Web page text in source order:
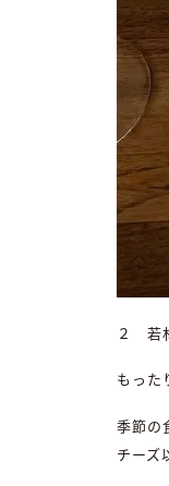
２ 若
もった
季節の
チーズ